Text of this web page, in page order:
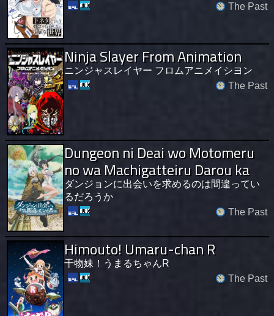
The Past
Ninja Slayer From Animation
ニンジャスレイヤー フロムアニメイシヨン
The Past
Dungeon ni Deai wo Motomeru
no wa Machigatteiru Darou ka
ダンジョンに出会いを求めるのは間違ってい
るだろうか
The Past
Himouto! Umaru-chan R
干物妹！うまるちゃんR
The Past